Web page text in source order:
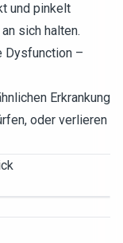
und pinkelt
sich halten.
Dysfunction –
Erkrankung
oder verlieren